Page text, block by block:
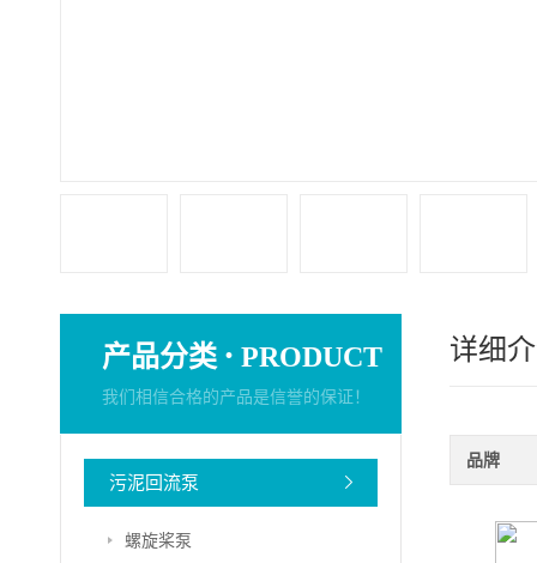
产品分类 · PRODUCT
我们相信合格的产品是信誉的保证！
污泥回流泵
螺旋桨泵
详细
品牌